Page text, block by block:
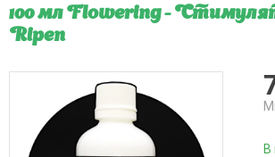
100 мл Flowering -
Ripen
В